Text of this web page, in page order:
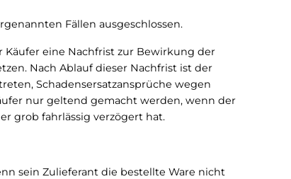
Fällen ausgeschlossen.
Käufer eine Nachfrist zur Bewirkung der
Nach Ablauf dieser Nachfrist ist der
Schadensersatzansprüche wegen
nur geltend gemacht werden, wenn der
grob fahrlässig verzögert hat.
sein Zulieferant die bestellte Ware nicht